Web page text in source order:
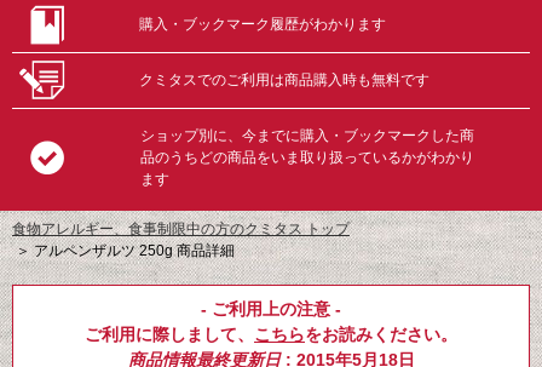
購入・ブックマーク履歴がわかります
クミタスでのご利用は商品購入時も無料です
ショップ別に、今までに購入・ブックマークした商
品のうちどの商品をいま取り扱っているかがわかり
ます
食物アレルギー、食事制限中の方のクミタス トップ
＞アルペンザルツ 250g 商品詳細
- ご利用上の注意 -
ご利用に際しまして、 こちらをお読みください。
商品情報最終更新日: 2015年5月18日